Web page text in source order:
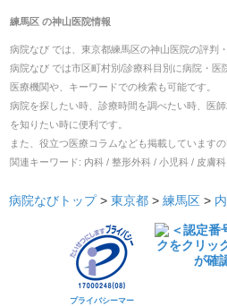
練馬区の神山医院情報
病院なび では、 東京都練馬区の神山医院の評判
病院なび では市区町村別/診療科目別に病院・医
医療機関や、キーワードでの検索も可能です。
病院を探したい時、診療時間を調べたい時、医
を知りたい時に便利です。
また、役立つ医療コラムなども掲載しています
関連キーワード: 内科 / 整形外科 / 小児科 / 皮膚
病院なびトップ > 東京都 > 練馬区 >
プライバシーマー